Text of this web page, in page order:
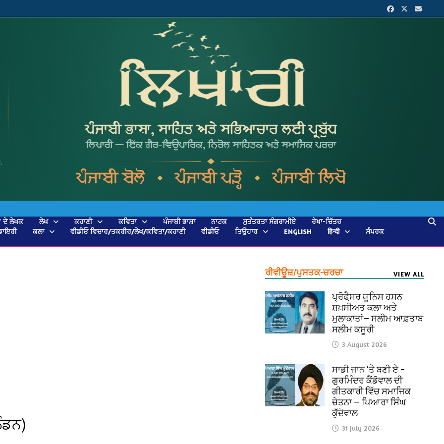
ਦੇ ਲੇਖਕ ਲੇਖ ਕਹਾਣੀ ਕਵਿਤਾ ਪੰਜਾਬੀ ਭਾਸ਼ਾ ਨਾਟਕ ਸੁਤੰਤਰਤਾ ਸੰਗਰਾਮੀਏ
ਰੇਖਾ-ਚਿੱਤਰ
ਕਲਾ ਵੀਡੀਓ ਵਿਚਾਰ/ਤਕਰੀਰ/ਲੇਖ/ਕਵਿਤਾ/ਕਹਾਣੀ ਵੀਡੀਓ ਤਿਉਹਾਰ ENGLISH हिन्दी
ਸੰਪਰਕ
ਰੀਵੀਊਜ਼/ਪੁਸਤਕ-ਚਰਚਾ VIEW ALL
ਪ੍ਰੋਫੈ਼ਸਰ ਯੂਨਿਸ ਹਸਨ
ਸ਼ਖ਼ਸੀਅਤ ਕਲਾ ਅਤੇ
ਮੁਲਾਕਾਤਾਂ— ਸਲੀਮ ਆਫ਼ਤਾਬ
ਸਲੀਮ ਕਸੂਰੀ
3 August 2026
ਸਾਡੀ ਜਾਨ ‘ਤੇ ਬਣੀ ਏ –
ਗੁਰਮਿੰਦਰ ਕੈਂਡੋਵਾਲ ਦੀ
ਗੀਤਕਾਰੀ ਵਿੱਚ ਸਮਾਜਿਕ
ਚੇਤਨਾ — ਪਿਆਰਾ ਸਿੰਘ
ਕੁੱਦੋਵਾਲ
31 July 2026